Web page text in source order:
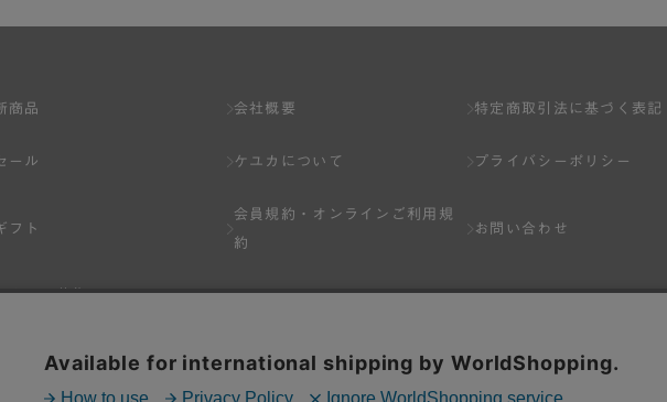
の情報を、インターネット上のページへの入力、または弊社が別途指定する方法に従って提
１アカウントのみとします。一人で２アカウント以上を登録したと弊社が合理的な理由に基
、会員登録した方が以下の各号のいずれかの事由に該当する場合は、その登録を拒否し、ま
会員登録の抹消等の処分を受けている場合。
の事項が含まれている場合。
商品
ール
フト
タッフ募集
会社概要
ケユカについて
会員規約・
オンラインご利用規
約
Q&A
特定商取引法に基づく表記
プライバシーポリシー
お問い合わせ